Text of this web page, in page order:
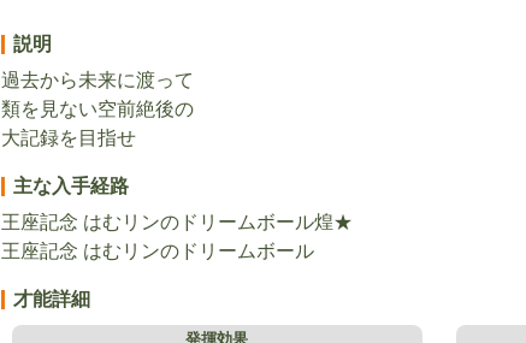
説明
過去から未来に渡って
類を見ない空前絶後の
大記録を目指せ
主な入手経路
王座記念 はむリンのドリームボール煌★
王座記念 はむリンのドリームボール
才能詳細
発揮効果